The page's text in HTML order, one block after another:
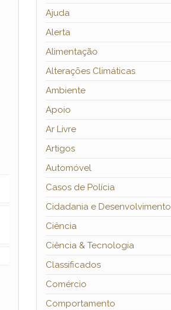
Ajuda
Alerta
Alimentação
Alterações Climáticas
Ambiente
Apoio
Ar Livre
Artigos
Automóvel
Casos de Polícia
Cidadania e Desenvolvimento
Ciência
Ciência & Tecnologia
Classificados
Comércio
Comportamento